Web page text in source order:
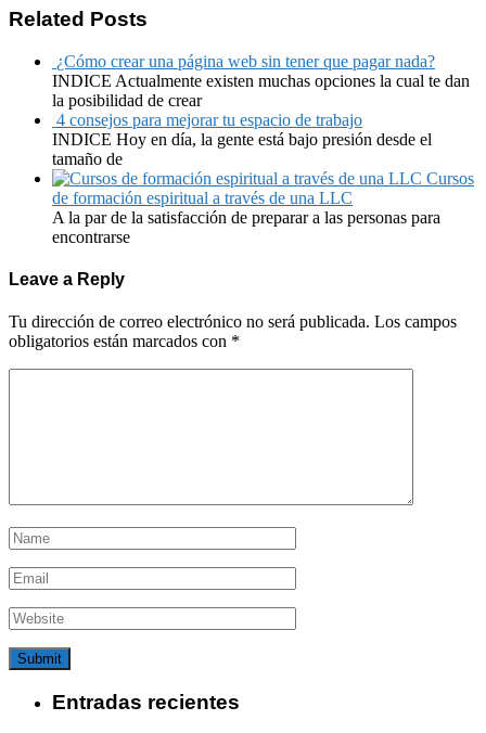
Related Posts
¿Cómo crear una página web sin tener que pagar nada?
INDICE Actualmente existen muchas opciones la cual te dan
la posibilidad de crear
4 consejos para mejorar tu espacio de trabajo
INDICE Hoy en día, la gente está bajo presión desde el
tamaño de
Cursos
de formación espiritual a través de una LLC
A la par de la satisfacción de preparar a las personas para
encontrarse
Leave a Reply
Tu dirección de correo electrónico no será publicada. Los campos
obligatorios están marcados con *
Entradas recientes